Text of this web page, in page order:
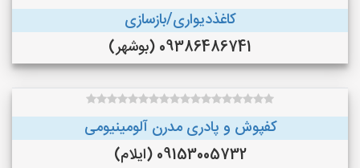
کاغذدیواری/بازسازی
09386486741 (بوشهر)
کفپوش و پادری مدرن آلومینیومی
09153005732 (ایلام)